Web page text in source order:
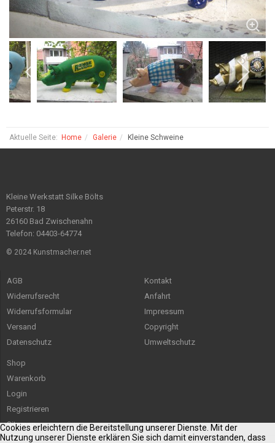
Aktuelle Seite: Home Galerie Kleine Schweine
Kleine Werkstatt Silke Bölts
Peterstr. 18
26160 Bad Zwischenahn
Telefon: 04403-64774
© 2024 Kunstmacher.net
AGB
Widerrufsrecht
Widerrufsformular
Versand
Datenschutz
Kontakt
Anfahrt
Impressum
Copyright
Umweltschutz
Shop
Warenkorb
Login
Registrieren
Sitemap
Cookies erleichtern die Bereitstellung unserer Dienste. Mit der
Nutzung unserer Dienste erklären Sie sich damit einverstanden, dass